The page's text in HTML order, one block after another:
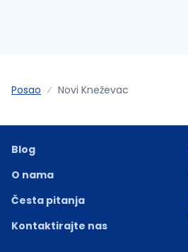
Posao Novi Kneževac
Blog
O nama
Česta pitanja
Kontaktirajte nas